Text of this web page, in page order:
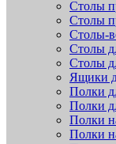
Столы
Столы
Столы-
Столы
Столы
Ящики
Полки
Полки
Полки
Полки